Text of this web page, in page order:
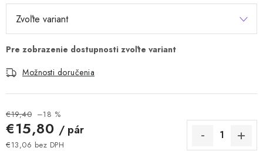
Možnosti doručenia
€19,40 –18 %
€15,80 / pár
€13,06 bez DPH